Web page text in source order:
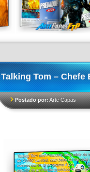
Talking Tom – Chefe
Postado por:Arte Capas